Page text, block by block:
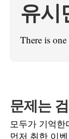
유시
There is
문제는
모두가 기억
먼저 취한 이